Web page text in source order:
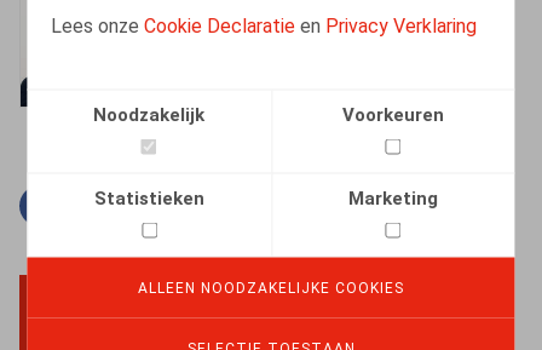
Lees onzeCookie Declaratie en Privacy Verklaring
Noodzakelijk Voorkeuren
Statistieken Marketing
ALLEEN NOODZAKELIJKE COOKIES
Facebook
TwitterLinkedin